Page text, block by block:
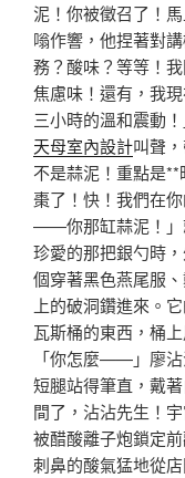
泥！你被徵召了！
嗡作響，他捏著對
務？酸味？等等！
焦慮味！還有，我
三小時的溫和震動
天母室內設計叫聲
不是蒜泥！重點是
棗了！快！我們在
——你那缸蒜泥！」
珍愛的那把銀勺時
個穿著黑色燕尾服
上的破洞鑽進來。
瓦斯桶的東西，桶
「你怎麼——」廖
短腿站得筆直，戴
間了，沾沾先生！
被醋酸離子炮鎖定
刺鼻的酸氣猛地從